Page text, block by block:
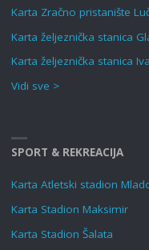
Karta Zračno pristanište
Karta željeznička stanica
Karta željeznička stanica
Vidi sve >
SPORT & REKREACIJA
Karta Atletski stadion
Karta Stadion Maksimir
Karta Stadion Šalata